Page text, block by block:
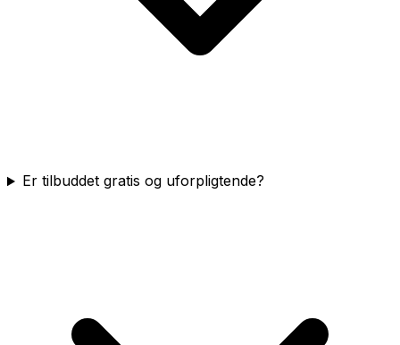
Er tilbuddet gratis og uforpligtende?